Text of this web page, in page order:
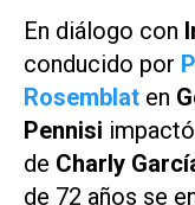
En diálogo con
conducido por
Rosemblat en
Pennisi
de Charly
de 72 años se